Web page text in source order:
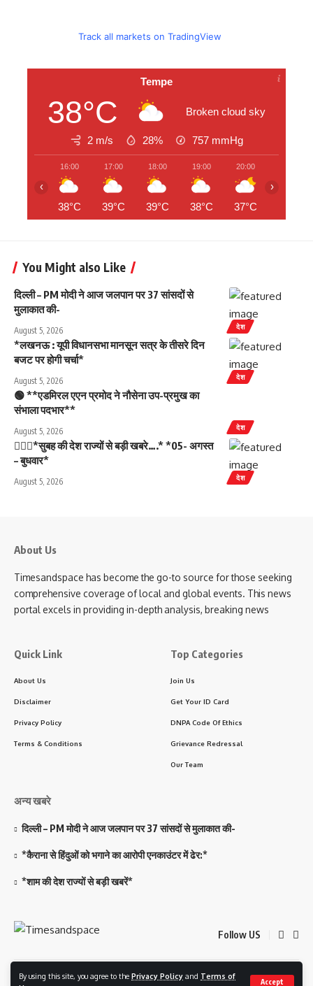
By using this site, you agree to the Privacy Policy and Terms of
Accept
Track all markets on TradingView
Tempe
38°C Broken cloud sky
2 m/s 28% 757 mmHg
16:00
38°C
17:00
39°C
18:00
39°C
19:00
38°C
20:00
37°C
‹ ›
You Might also Like
देश
दिल्ली – PM मोदी ने आज जलपान पर 37 सांसदों से
मुलाकात की-
August 5, 2026
देश
*लखनऊ : यूपी विधानसभा मानसून सत्र के तीसरे दिन
बजट पर होगी चर्चा*
August 5, 2026
देश
🟢 **एडमिरल एएन प्रमोद ने नौसेना उप-प्रमुख का
संभाला पदभार**
August 5, 2026
देश
💁🏻‍♂️*सुबह की देश राज्यों से बड़ी खबरे….* *05- अगस्त
– बुधवार*
August 5, 2026
About Us
Timesandspace has become the go-to source for those seeking
comprehensive coverage of local and global events. This news
portal excels in providing in-depth analysis, breaking news
Quick Link
About Us
Disclaimer
Privacy Policy
Terms & Conditions
Top Categories
Join Us
Get Your ID Card
DNPA Code Of Ethics
Grievance Redressal
Our Team
अन्य खबरे
दिल्ली – PM मोदी ने आज जलपान पर 37 सांसदों से मुलाकात की-
*कैराना से हिंदुओं को भगाने का आरोपी एनकाउंटर में ढेर:*
*शाम की देश राज्यों से बड़ी खबरें*
Follow US
© 2023 Timesandspace. All Rights Reserved. Developed and Managed By